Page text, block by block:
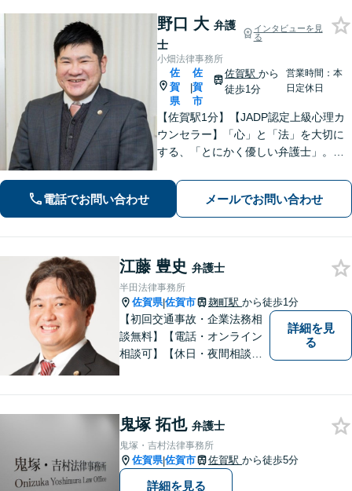
野口 大 弁護
士
インタビューを見
る
小畑法律事務所
佐
賀
県
|
佐
賀
市
佐賀駅から
徒歩1分
営業時間：本
日定休日
【佐賀駅1分】【JADP認定上級心理カ
ウンセラー】「心」と「法」を大切に
する、「とにかく優しい弁護士」。お
観点から解決策を精査してまいりま
す。刑事事件／離婚問題など多数の実
績あり【完全個室】
電話でお問い合わせ メールでお問い合わせ
江藤 豊史 弁護士
半田法律事務所
佐賀県|佐賀市 麹町駅 から徒歩1分
【初回交通事故・企業法務相
談無料】【電話・オンライン
相談可】【休日・夜間相談
詳細を見
る
鬼塚 拓也 弁護士
鬼塚・吉村法律事務所
佐賀県|佐賀市 佐賀駅 から徒歩5分
詳細を見る